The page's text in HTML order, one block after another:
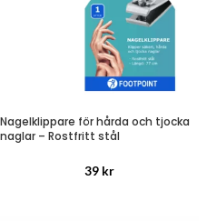
Nagelklippare för hårda och tjocka
naglar – Rostfritt stål
39 kr